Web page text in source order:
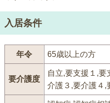
入居条件
年令 65歳以上の方
要介護度
自立,要支援１,要
介護３,要介護４,